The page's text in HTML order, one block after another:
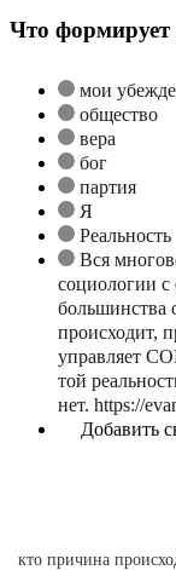
Что формирует
мои
общество
вера
бог
партия
Я
Реальность
Вся
социологии с
большинства
происходит,
управляет
той
нет. https://
Добавить
кто причина